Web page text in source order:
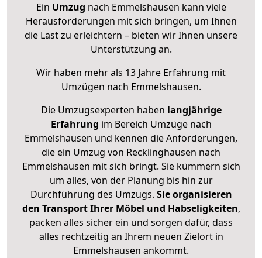
Ein Umzug nach Emmelshausen kann viele
Herausforderungen mit sich bringen, um Ihnen
die Last zu erleichtern – bieten wir Ihnen unsere
Unterstützung an.
Wir haben mehr als 13 Jahre Erfahrung mit
Umzügen nach Emmelshausen.
Die Umzugsexperten haben langjährige
Erfahrung im Bereich Umzüge nach
Emmelshausen und kennen die Anforderungen,
die ein Umzug von Recklinghausen nach
Emmelshausen mit sich bringt. Sie kümmern sich
um alles, von der Planung bis hin zur
Durchführung des Umzugs. Sie organisieren
den Transport Ihrer Möbel und Habseligkeiten,
packen alles sicher ein und sorgen dafür, dass
alles rechtzeitig an Ihrem neuen Zielort in
Emmelshausen ankommt.